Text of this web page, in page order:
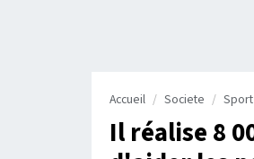
Accueil Societe Sport
Il réalise 8